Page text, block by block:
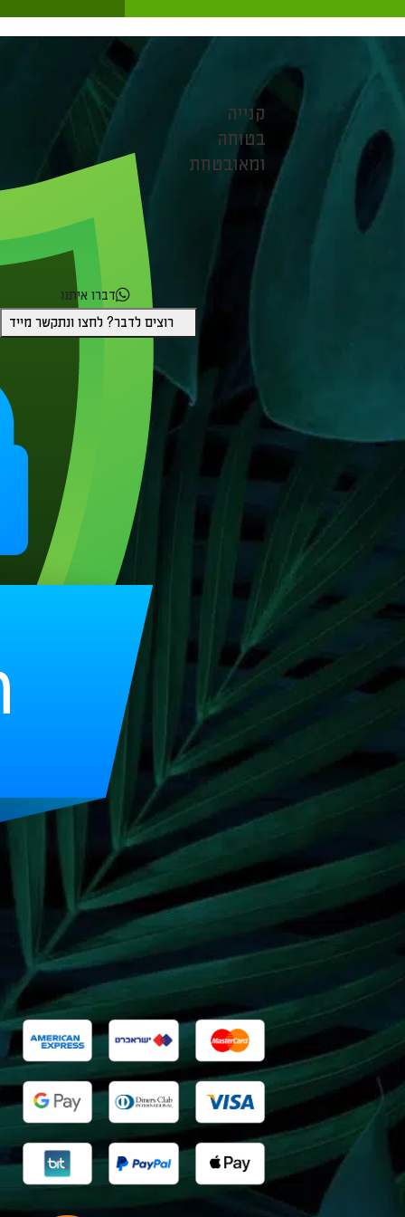
קנייה
בטוחה
ומאובטחת
דברו איתנו
רוצים לדבר? לחצו ונתקשר מייד